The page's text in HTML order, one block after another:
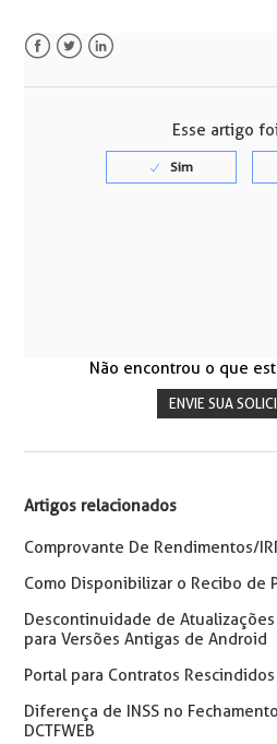
Esse artigo
Não encontrou o que
ENVIE SUA
Artigos relacionados
Comprovante De Rendimentos/
Como Disponibilizar o Recibo de
Descontinuidade de
para Versões Antigas de Android
Portal para Contratos Rescindidos
Diferença de INSS no
DCTFWEB